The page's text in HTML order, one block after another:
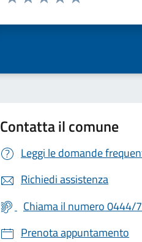
Contatta il comune
Leggi le domande
Richiedi assistenza
Chiama il numero 0444/
Prenota appuntamento